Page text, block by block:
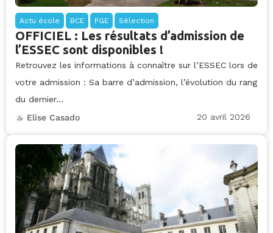
Actu école BCE PGE Sélection
OFFICIEL : Les résultats d’admission de
l’ESSEC sont disponibles !
Retrouvez les informations à connaître sur l’ESSEC lors de
votre admission : Sa barre d’admission, l’évolution du rang
du dernier...
Elise Casado
20 avril 2026